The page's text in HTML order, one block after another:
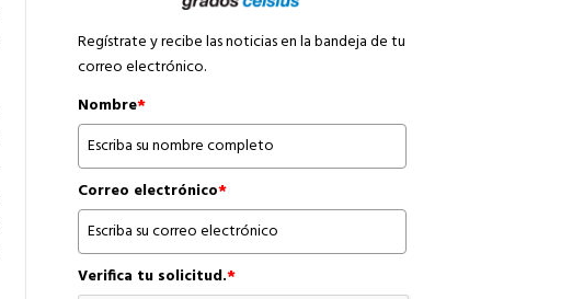
Regístrate y recibe las noticias en la bandeja de tu
correo electrónico.
Nombre*
Correo electrónico*
Verifica tu solicitud.*